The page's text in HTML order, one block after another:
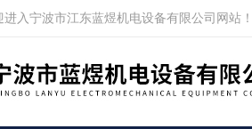
进入宁波市江东蓝煜机电设备有限公司网站